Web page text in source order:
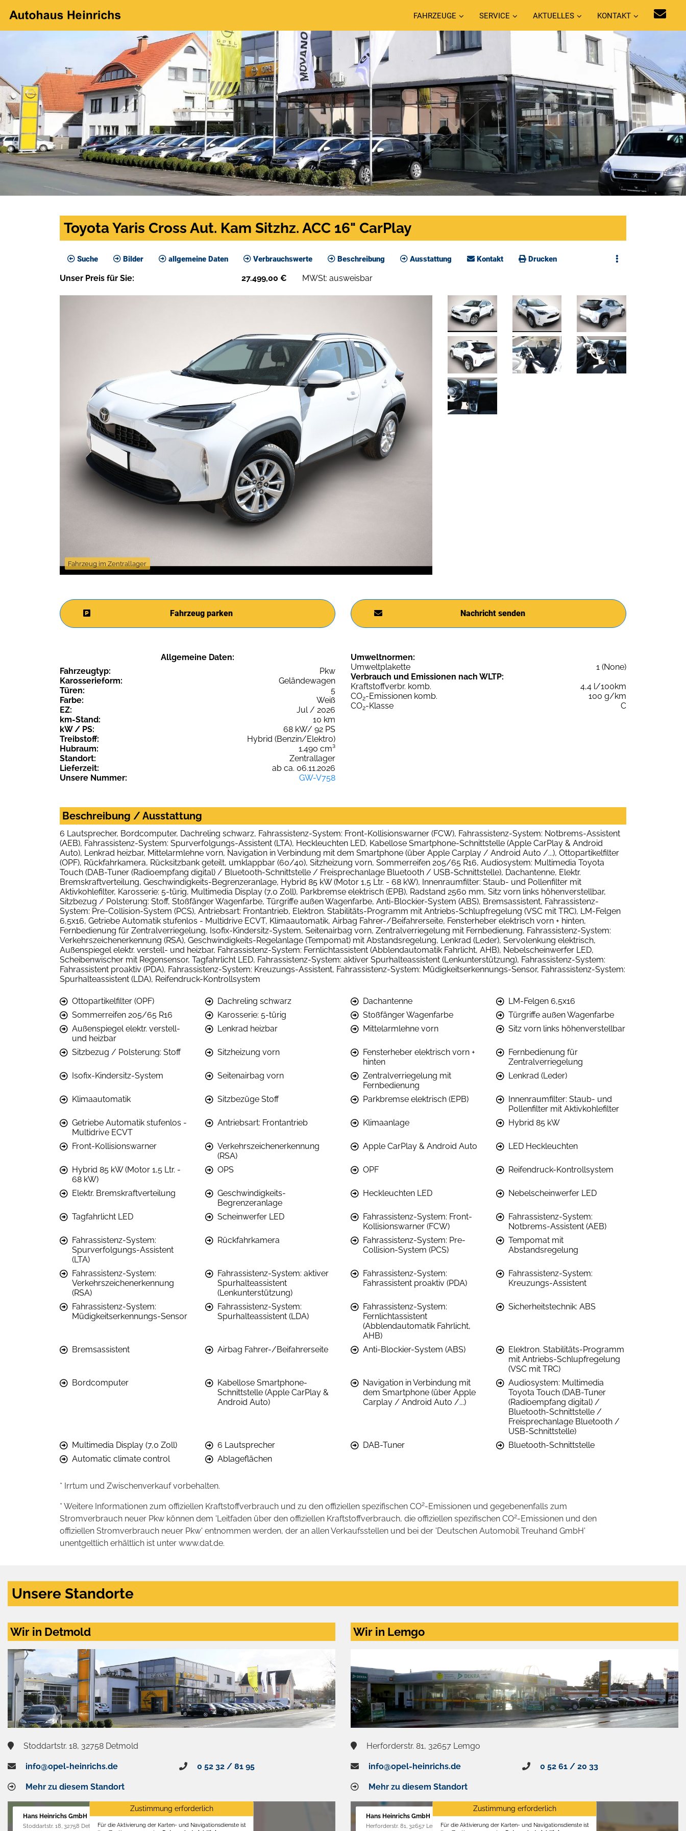
FAHRZEUGE SERVICE AKTUELLES KONTAKT
Toyota Yaris Cross Aut. Kam Sitzhz. ACC 16" CarPlay
Suche Bilder allgemeine Daten Verbrauchswerte Beschreibung Ausstattung Kontakt Drucken
Unser Preis für Sie: 27.499,00 € MWSt: ausweisbar
Fahrzeug im Zentrallager
Fahrzeug parken Nachricht senden
Allgemeine Daten:
Fahrzeugtyp:
Pkw
Karosserieform:
Geländewagen
Türen:
5
Farbe:
Weiß
EZ:
Jul / 2026
km-Stand:
10 km
kW / PS:
68 kW/ 92 PS
Treibstoff:
Hybrid (Benzin/Elektro)
Hubraum:
1.490 cm³
Standort:
Zentrallager
Lieferzeit:
ab ca. 06.11.2026
Unsere Nummer:
GW-V758
Umweltnormen:
Umweltplakette
1 (None)
Verbrauch und Emissionen nach WLTP:
Kraftstoffverbr. komb.
4,4 l/100km
CO2-Emissionen komb.
100 g/km
CO2-Klasse C
Beschreibung / Ausstattung
6 Lautsprecher, Bordcomputer, Dachreling schwarz, Fahrassistenz-System: Front-Kollisionswarner (FCW), Fahrassistenz-System: Notbrems-Assistent
(AEB), Fahrassistenz-System: Spurverfolgungs-Assistent (LTA), Heckleuchten LED, Kabellose Smartphone-Schnittstelle (Apple CarPlay & Android
Auto), Lenkrad heizbar, Mittelarmlehne vorn, Navigation in Verbindung mit dem Smartphone (über Apple Carplay / Android Auto /...), Ottopartikelfilter
(OPF), Rückfahrkamera, Rücksitzbank geteilt, umklappbar (60/40), Sitzheizung vorn, Sommerreifen 205/65 R16, Audiosystem: Multimedia Toyota
Touch (DAB-Tuner (Radioempfang digital) / Bluetooth-Schnittstelle / Freisprechanlage Bluetooth / USB-Schnittstelle), Dachantenne, Elektr.
Bremskraftverteilung, Geschwindigkeits-Begrenzeranlage, Hybrid 85 kW (Motor 1,5 Ltr. - 68 kW), Innenraumfilter: Staub- und Pollenfilter mit
Aktivkohlefilter, Karosserie: 5-türig, Multimedia Display (7,0 Zoll), Parkbremse elektrisch (EPB), Radstand 2560 mm, Sitz vorn links höhenverstellbar,
Sitzbezug / Polsterung: Stoff, Stoßfänger Wagenfarbe, Türgriffe außen Wagenfarbe, Anti-Blockier-System (ABS), Bremsassistent, Fahrassistenz-
System: Pre-Collision-System (PCS), Antriebsart: Frontantrieb, Elektron. Stabilitäts-Programm mit Antriebs-Schlupfregelung (VSC mit TRC), LM-Felgen
6,5x16, Getriebe Automatik stufenlos - Multidrive ECVT, Klimaautomatik, Airbag Fahrer-/Beifahrerseite, Fensterheber elektrisch vorn + hinten,
Fernbedienung für Zentralverriegelung, Isofix-Kindersitz-System, Seitenairbag vorn, Zentralverriegelung mit Fernbedienung, Fahrassistenz-System:
Verkehrszeichenerkennung (RSA), Geschwindigkeits-Regelanlage (Tempomat) mit Abstandsregelung, Lenkrad (Leder), Servolenkung elektrisch,
Außenspiegel elektr. verstell- und heizbar, Fahrassistenz-System: Fernlichtassistent (Abblendautomatik Fahrlicht, AHB), Nebelscheinwerfer LED,
Scheibenwischer mit Regensensor, Tagfahrlicht LED, Fahrassistenz-System: aktiver Spurhalteassistent (Lenkunterstützung), Fahrassistenz-System:
Fahrassistent proaktiv (PDA), Fahrassistenz-System: Kreuzungs-Assistent, Fahrassistenz-System: Müdigkeitserkennungs-Sensor, Fahrassistenz-System:
Spurhalteassistent (LDA), Reifendruck-Kontrollsystem
Ottopartikelfilter (OPF) Dachreling schwarz Dachantenne
LM-Felgen 6,5x16
Sommerreifen 205/65 R16
Karosserie: 5-türig Stoßfänger Wagenfarbe
Türgriffe außen Wagenfarbe
Außenspiegel elektr. verstell-
und heizbar
Lenkrad heizbar Mittelarmlehne vorn Sitz vorn links höhenverstellbar
Sitzbezug / Polsterung: Stoff Sitzheizung vorn
Fensterheber elektrisch vorn +
hinten
Fernbedienung für
Zentralverriegelung
Isofix-Kindersitz-System
Seitenairbag vorn
Zentralverriegelung mit
Fernbedienung
Lenkrad (Leder)
Klimaautomatik Sitzbezüge Stoff Parkbremse elektrisch (EPB)
Innenraumfilter: Staub- und
Pollenfilter mit Aktivkohlefilter
Getriebe Automatik stufenlos -
Multidrive ECVT
Antriebsart: Frontantrieb Klimaanlage Hybrid 85 kW
Front-Kollisionswarner
Verkehrszeichenerkennung
(RSA)
Apple CarPlay & Android Auto LED Heckleuchten
Hybrid 85 kW (Motor 1,5 Ltr. -
68 kW)
OPS OPF Reifendruck-Kontrollsystem
Elektr. Bremskraftverteilung
Geschwindigkeits-
Begrenzeranlage
Heckleuchten LED Nebelscheinwerfer LED
Tagfahrlicht LED Scheinwerfer LED
Fahrassistenz-System: Front-
Kollisionswarner (FCW)
Fahrassistenz-System:
Notbrems-Assistent (AEB)
Fahrassistenz-System:
Spurverfolgungs-Assistent
(LTA)
Rückfahrkamera
Fahrassistenz-System: Pre-
Collision-System (PCS)
Tempomat mit
Abstandsregelung
Fahrassistenz-System:
Verkehrszeichenerkennung
(RSA)
Fahrassistenz-System: aktiver
Spurhalteassistent
(Lenkunterstützung)
Fahrassistenz-System:
Fahrassistent proaktiv (PDA)
Fahrassistenz-System:
Kreuzungs-Assistent
Fahrassistenz-System:
Müdigkeitserkennungs-Sensor
Fahrassistenz-System:
Spurhalteassistent (LDA)
Fahrassistenz-System:
Fernlichtassistent
(Abblendautomatik Fahrlicht,
AHB)
Sicherheitstechnik: ABS
Bremsassistent Airbag Fahrer-/Beifahrerseite Anti-Blockier-System (ABS)
Elektron. Stabilitäts-Programm
mit Antriebs-Schlupfregelung
(VSC mit TRC)
Bordcomputer
Kabellose Smartphone-
Schnittstelle (Apple CarPlay &
Android Auto)
Navigation in Verbindung mit
dem Smartphone (über Apple
Carplay / Android Auto /...)
Audiosystem: Multimedia
Toyota Touch (DAB-Tuner
(Radioempfang digital) /
Bluetooth-Schnittstelle /
Freisprechanlage Bluetooth /
USB-Schnittstelle)
Multimedia Display (7,0 Zoll)
6 Lautsprecher DAB-Tuner
Bluetooth-Schnittstelle
Automatic climate control
Ablageflächen
* Irrtum und Zwischenverkauf vorbehalten.
* Weitere Informationen zum offiziellen Kraftstoffverbrauch und zu den offiziellen spezifischen CO2-Emissionen und gegebenenfalls zum
Stromverbrauch neuer Pkw können dem 'Leitfaden über den offiziellen Kraftstoffverbrauch, die offiziellen spezifischen CO2-Emissionen und den
offiziellen Stromverbrauch neuer Pkw' entnommen werden, der an allen Verkaufsstellen und bei der 'Deutschen Automobil Treuhand GmbH'
unentgeltlich erhältlich ist unter www.dat.de.
Unsere Standorte
Wir in Detmold
Stoddartstr. 18, 32758 Detmold
info@opel-heinrichs.de 0 52 32 / 81 95
Mehr zu diesem Standort
Hans Heinrichs GmbH
Stoddartstr. 18, 32758 Detmold
Zustimmung erforderlich
Für die Aktivierung der Karten- und Navigationsdienste ist
Wir in Lemgo
Herforderstr. 81, 32657 Lemgo
info@opel-heinrichs.de 0 52 61 / 20 33
Mehr zu diesem Standort
Hans Heinrichs GmbH
Herforderstr. 81, 32657 Lemgo
Zustimmung erforderlich
Für die Aktivierung der Karten- und Navigationsdienste ist